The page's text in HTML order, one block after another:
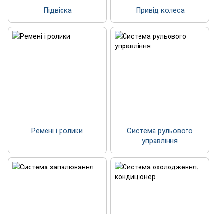
Підвіска Привід колеса
Ремені і ролики
Система рульового
управління